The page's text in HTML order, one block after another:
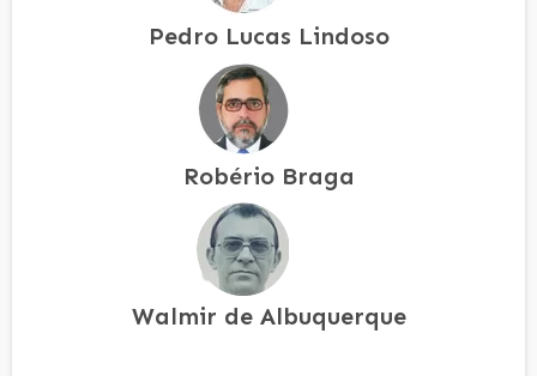
Pedro Lucas Lindoso
Robério Braga
Walmir de Albuquerque